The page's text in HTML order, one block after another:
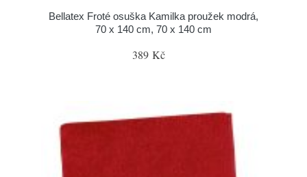
Bellatex Froté osuška Kamilka proužek modrá,
70 x 140 cm, 70 x 140 cm
389 Kč